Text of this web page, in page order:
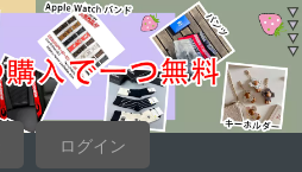
ログイン